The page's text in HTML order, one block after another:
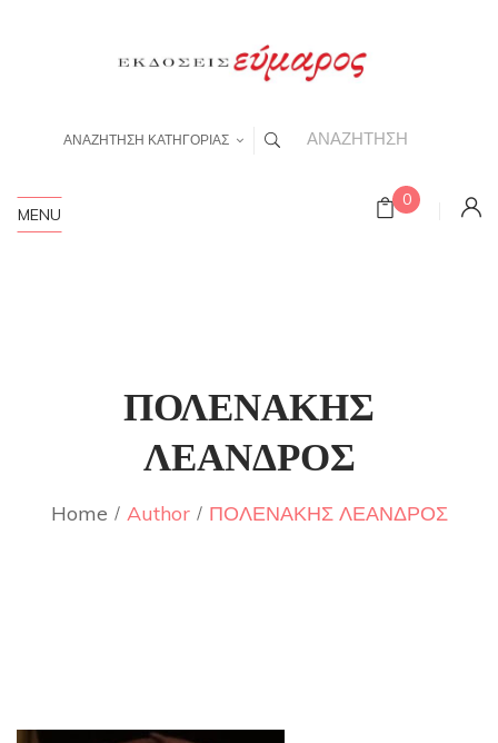
ΑΝΑΖΗΤΗΣΗ ΚΑΤΗΓΟΡΙΑΣ
0
MENU
ΠΟΛΕΝΑΚΗΣ
ΛΕΑΝΔΡΟΣ
Home Author ΠΟΛΕΝΑΚΗΣ ΛΕΑΝΔΡΟΣ